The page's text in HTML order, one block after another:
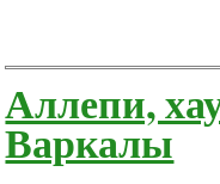
Аллепи,
Варкалы